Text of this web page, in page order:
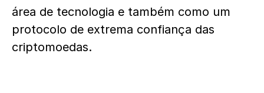
área de tecnologia e também como um
protocolo de extrema confiança das
criptomoedas.